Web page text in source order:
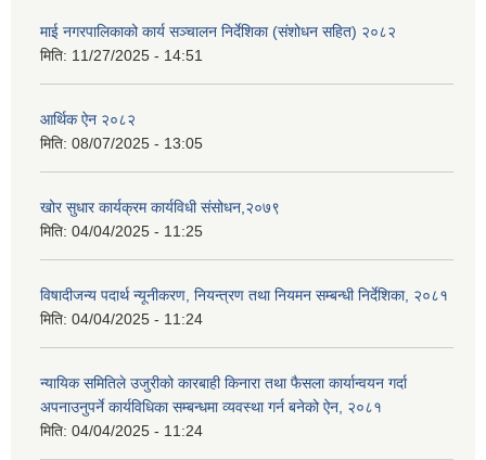
माई नगरपालिकाको कार्य सञ्चालन निर्देशिका (संशोधन सहित) २०८२
मिति: 11/27/2025 - 14:51
आर्थिक ऐन २०८२
मिति: 08/07/2025 - 13:05
खोर सुधार कार्यक्रम कार्यविधी संसोधन,२०७९
मिति: 04/04/2025 - 11:25
विषादीजन्य पदार्थ न्यूनीकरण, नियन्त्रण तथा नियमन सम्बन्धी निर्देशिका, २०८१
मिति: 04/04/2025 - 11:24
न्यायिक समितिले उजुरीको कारबाही किनारा तथा फैसला कार्यान्वयन गर्दा
अपनाउनुपर्ने कार्यविधिका सम्बन्धमा व्यवस्था गर्न बनेको ऐन, २०८१
मिति: 04/04/2025 - 11:24